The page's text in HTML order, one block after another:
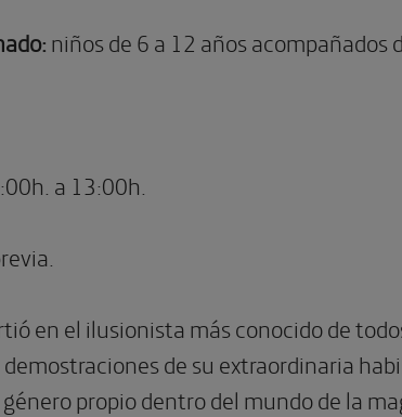
niños de 6 a 12 años acompañados
a 13:00h.
en el ilusionista más conocido de
de su extraordinaria
propio dentro del mundo de la